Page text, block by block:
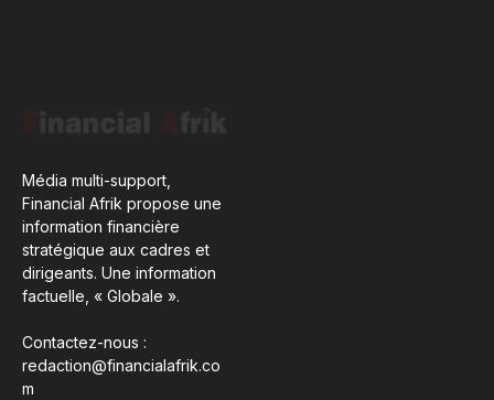
Média multi-support,
Financial Afrik propose une
information financière
stratégique aux cadres et
dirigeants. Une information
factuelle, « Globale ».
Contactez-nous :
redaction@financialafrik.co
m